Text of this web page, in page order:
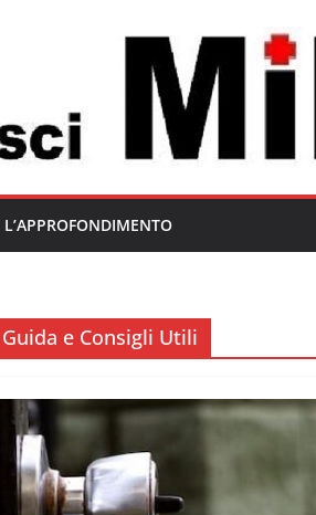
L’APPROFONDIMENTO
e Consigli Utili